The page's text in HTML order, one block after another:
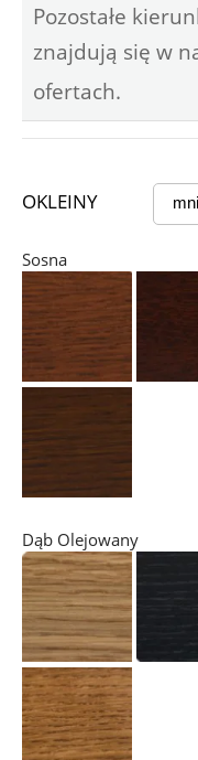
Pozostałe
znajdują się w
ofertach.
OKLEINY
Sosna
Dąb Olejowany